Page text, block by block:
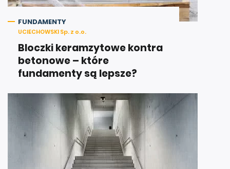
FUNDAMENTY
UCIECHOWSKI Sp. z o.o.
Bloczki keramzytowe kontra
betonowe – które
fundamenty są lepsze?